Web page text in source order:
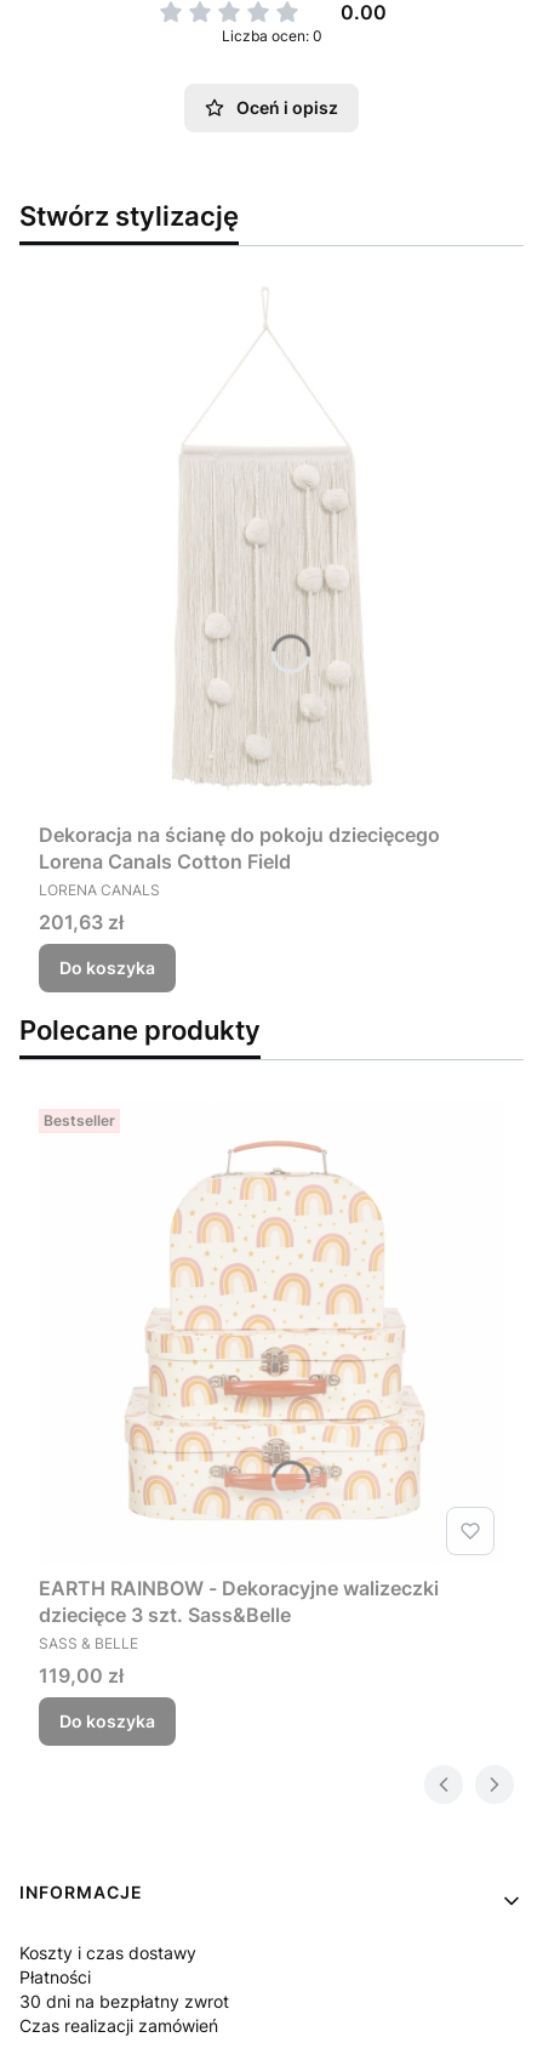
0.00
Liczba ocen: 0
Oceń i opisz
Stwórz stylizację
Dekoracja na ścianę do pokoju dziecięcego
Lorena Canals Cotton Field
PRODUCENT
LORENA CANALS
Cena
201,63 zł
Do koszyka
Polecane produkty
Bestseller
EARTH RAINBOW - Dekoracyjne walizeczki
dziecięce 3 szt. Sass&Belle
PRODUCENT
SASS & BELLE
Cena
119,00 zł
Do koszyka
Linki w stopce
INFORMACJE
Koszty i czas dostawy
Płatności
30 dni na bezpłatny zwrot
Czas realizacji zamówień